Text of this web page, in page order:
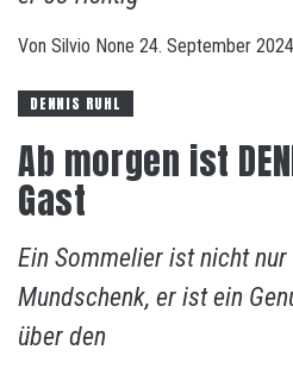
Von Silvio None 24. September 2024
DENNIS RUHL
Ab morgen ist
Gast
Ein Sommelier ist nicht
Mundschenk, er ist ein
über den